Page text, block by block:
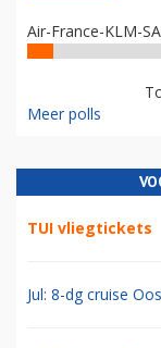
Air-France-KLM-
Meer polls
TUI vliegtickets
Jul: 8-dg cruise